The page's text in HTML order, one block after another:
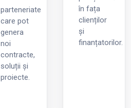
parteneriate
care pot
genera
noi
contracte,
soluții și
proiecte.
în fața
clienților
și
finanțatorilor.